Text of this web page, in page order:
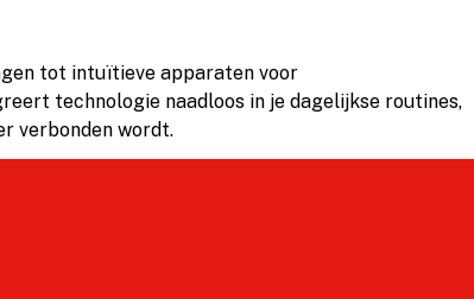
tot intuïtieve apparaten voor
technologie naadloos in je dagelijkse routines,
verbonden wordt.